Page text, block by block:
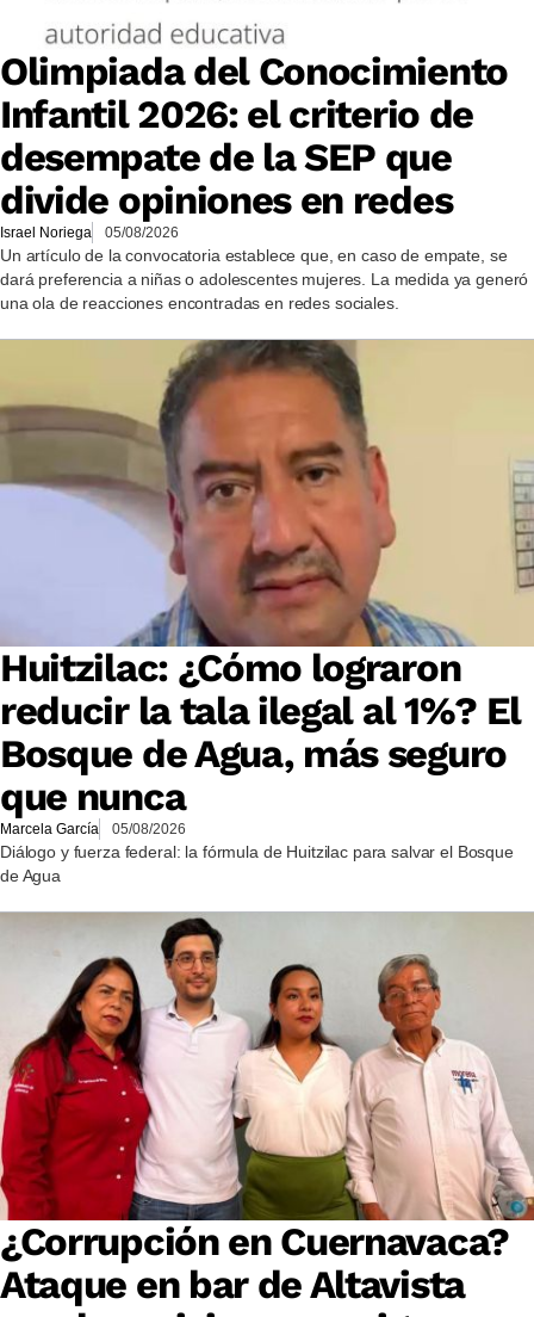
Olimpiada del Conocimiento
Infantil 2026: el criterio de
desempate de la SEP que
divide opiniones en redes
Israel Noriega 05/08/2026
Un artículo de la convocatoria establece que, en caso de empate, se
dará preferencia a niñas o adolescentes mujeres. La medida ya generó
una ola de reacciones encontradas en redes sociales.
Huitzilac: ¿Cómo lograron
reducir la tala ilegal al 1%? El
Bosque de Agua, más seguro
que nunca
Marcela García 05/08/2026
Diálogo y fuerza federal: la fórmula de Huitzilac para salvar el Bosque
de Agua
¿Corrupción en Cuernavaca?
Ataque en bar de Altavista